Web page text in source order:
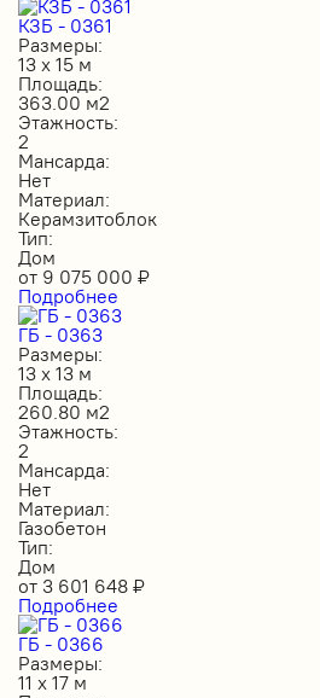
КЗБ - 0361
Размеры:
13 х 15 м
Площадь:
363.00 м2
Этажность:
2
Мансарда:
Нет
Материал:
Керамзитоблок
Тип:
Дом
от 9 075 000 ₽
Подробнее
ГБ - 0363
Размеры:
13 х 13 м
Площадь:
260.80 м2
Этажность:
2
Мансарда:
Нет
Материал:
Газобетон
Тип:
Дом
от 3 601 648 ₽
Подробнее
ГБ - 0366
Размеры:
11 х 17 м